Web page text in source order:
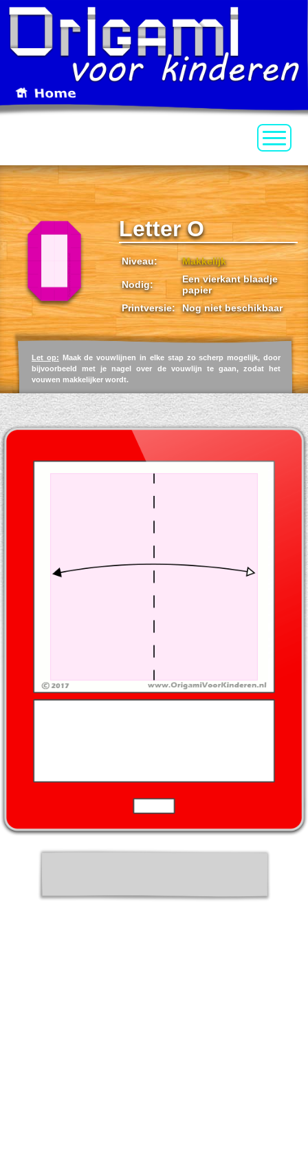
Letter O
Niveau: Makkelijk
Nodig:
Een vierkant blaadje
papier
Printversie:
Nog niet beschikbaar
Let op: Maak de vouwlijnen in elke stap zo scherp mogelijk, door
bijvoorbeeld met je nagel over de vouwlijn te gaan, zodat het
vouwen makkelijker wordt.